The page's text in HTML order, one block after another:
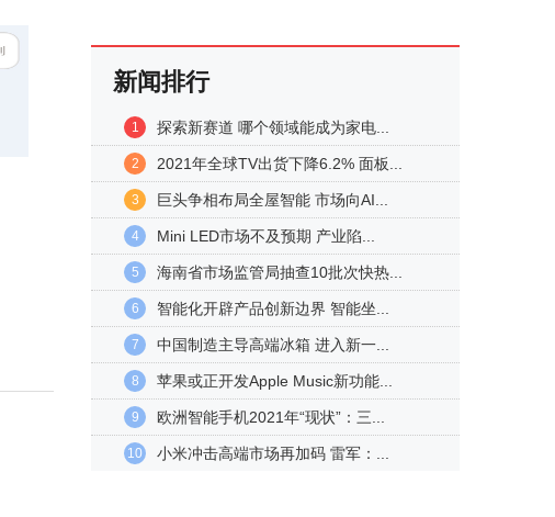
新闻排行
1 探索新赛道 哪个领域能成为家电...
2 2021年全球TV出货下降6.2% 面板...
3 巨头争相布局全屋智能 市场向AI...
4 Mini LED市场不及预期 产业陷...
5 海南省市场监管局抽查10批次快热...
6 智能化开辟产品创新边界 智能坐...
7 中国制造主导高端冰箱 进入新一...
8 苹果或正开发Apple Music新功能...
9 欧洲智能手机2021年“现状”：三...
10 小米冲击高端市场再加码 雷军：...